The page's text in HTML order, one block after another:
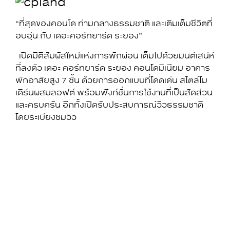
“ที่สุดของคอนโด ท่ามกลางธรรมชาติ และเติมเต็มชีวิตที่
อบอุ่น กับ เดอะคอร์ทยาร์ด ระยอง”
เปิดมิติสัมผัสใหม่แห่งการพักผ่อน เต็มไปด้วยมนต์เสน่ห์
ที่ลงตัว เดอะ คอร์ทยาร์ด ระยอง คอนโดมิเนียม อาคาร
พักอาสัยสูง 7 ชั้น ด้วยการออกแบบที่โดดเด่น สไตล์โม
เดิร์นผสมลอฟต์ พร้อมฟังก์ชั่นการใช้งานที่เป็นสัดส่วน
และครบครัน อีกทั้งเปิดรับประสบการณ์วิวธรรมชาติ
โดยระเบียงชมวิว